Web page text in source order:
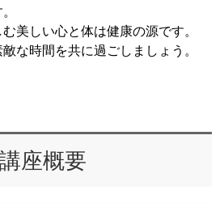
美しい心と体は健康の源です。
な時間を共に過ごしましょう。
講座概要